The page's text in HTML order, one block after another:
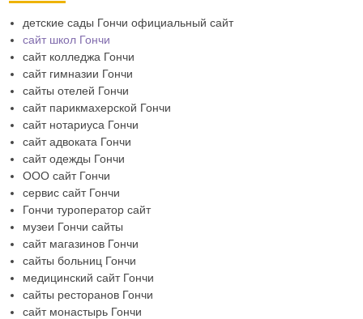
детские сады Гончи официальный сайт
сайт школ Гончи
сайт колледжа Гончи
сайт гимназии Гончи
сайты отелей Гончи
сайт парикмахерской Гончи
сайт нотариуса Гончи
сайт адвоката Гончи
сайт одежды Гончи
ООО сайт Гончи
сервис сайт Гончи
Гончи туроператор сайт
музеи Гончи сайты
сайт магазинов Гончи
сайты больниц Гончи
медицинский сайт Гончи
сайты ресторанов Гончи
сайт монастырь Гончи